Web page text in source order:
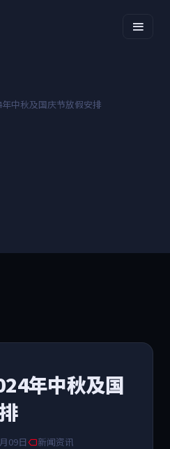
中秋及国庆节放假安排
年中秋及国
09日 新闻资讯